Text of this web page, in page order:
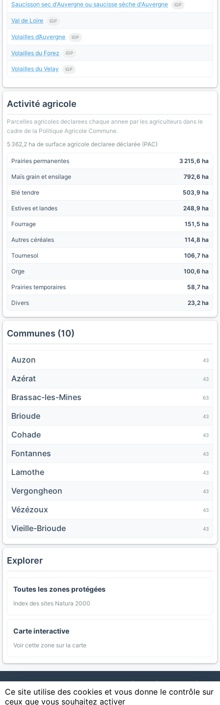
Saucisson sec d'Auvergne ou saucisse sèche d'Auvergne IGP
Val de Loire IGP
Volailles d’Auvergne IGP
Volailles du Forez IGP
Volailles du Velay IGP
Activité agricole
Parcelles agricoles declarees chaque annee par les agriculteurs dans le
cadre de la Politique Agricole Commune.
5 362,2 ha de surface agricole declaree déclarée (PAC)
Prairies permanentes 3 215,6 ha
Maïs grain et ensilage 792,6 ha
Blé tendre 503,9 ha
Estives et landes 248,9 ha
Fourrage 151,5 ha
Autres céréales 114,8 ha
Tournesol 106,7 ha
Orge 100,6 ha
Prairies temporaires 58,7 ha
Divers 23,2 ha
Communes (10)
Auzon 43
Azérat 43
Brassac-les-Mines 63
Brioude 43
Cohade 43
Fontannes 43
Lamothe 43
Vergongheon 43
Vézézoux 43
Vieille-Brioude 43
Explorer
Toutes les zones protégées
Index des sites Natura 2000
Carte interactive
Voir cette zone sur la carte
AgriMap — Données agricoles ouvertes | Carte | Communes |
Appellations | Regions | Cultures | Zones protégées | Forets |
Littoral | Espaces naturels | Statistiques
Ce site utilise des cookies et vous donne le contrôle sur
ceux que vous souhaitez activer